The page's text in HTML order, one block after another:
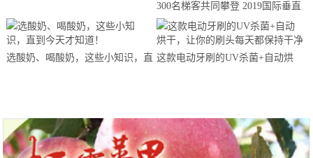
300名梯客共同攀登 2019国际垂直
马拉松超级精英赛顺德海骏达中心
站欢乐开跑
选酸奶、喝酸奶，这些小知识，直 这款电动牙刷的UV杀菌+自动烘